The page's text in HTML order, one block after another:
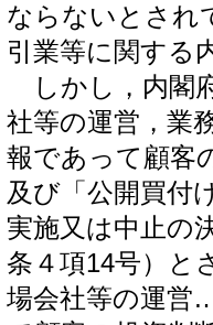
ならないとされ
引業等に関する
しかし，内閣
社等の運営，業
報であって顧客
及び「公開買
実施又は中止の
条４項14号）と
場会社等の運営